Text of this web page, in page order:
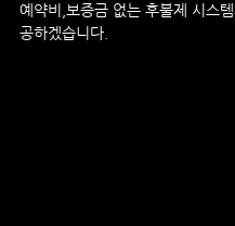
예약비,보증금 없는 후불제 시스
공하겠습니다.